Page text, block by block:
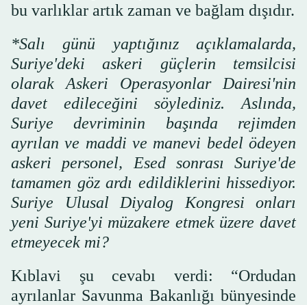
bu varlıklar artık zaman ve bağlam dışıdır.
*Salı günü yaptığınız açıklamalarda,
Suriye'deki askeri güçlerin temsilcisi
olarak Askeri Operasyonlar Dairesi'nin
davet edileceğini söylediniz. Aslında,
Suriye devriminin başında rejimden
ayrılan ve maddi ve manevi bedel ödeyen
askeri personel, Esed sonrası Suriye'de
tamamen göz ardı edildiklerini hissediyor.
Suriye Ulusal Diyalog Kongresi onları
yeni Suriye'yi müzakere etmek üzere davet
etmeyecek mi?
Kıblavi şu cevabı verdi: “Ordudan
ayrılanlar Savunma Bakanlığı bünyesinde